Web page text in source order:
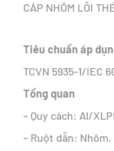
CÁP NHÔM LÕI
Tiêu chuẩn áp
TCVN 5935-1/IEC
Tổng quan
– Quy cách: Al/
– Ruột dẫn: Nhôm,